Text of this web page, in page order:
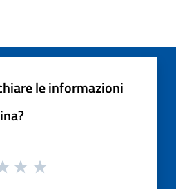
le informazioni